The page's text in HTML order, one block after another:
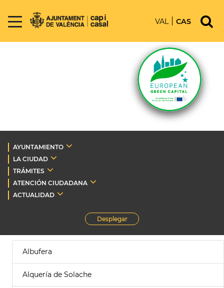
VAL CAS
AYUNTAMIENTO
LA CIUDAD
TRÁMITES
ATENCIÓN CIUDADANA
ACTUALIDAD
Desplegar
Albufera
Alquería de Solache